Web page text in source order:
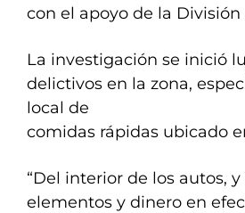
con el apoyo de la
La investigación se inició
delictivos en la zona,
local de
comidas rápidas ubicado
“Del interior de los autos,
elementos y dinero en